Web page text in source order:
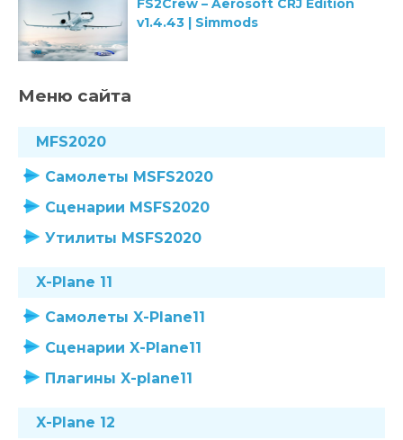
FS2Crew – Aerosoft CRJ Edition
v1.4.43 | Simmods
Меню сайта
MFS2020
Самолеты MSFS2020
Сценарии MSFS2020
Утилиты MSFS2020
X-Plane 11
Самолеты X-Plane11
Сценарии X-Plane11
Плагины X-plane11
X-Plane 12